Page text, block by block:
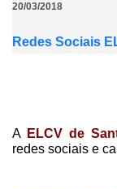
20/03/2018
Redes Sociais
A ELCV de
redes sociais e